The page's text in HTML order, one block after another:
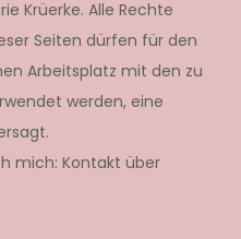
Krüerke. Alle Rechte
Seiten dürfen für den
Arbeitsplatz mit den zu
werden, eine
mich: Kontakt über